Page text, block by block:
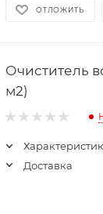
ОТЛОЖИТЬ
Очиститель
м2)
Доставка